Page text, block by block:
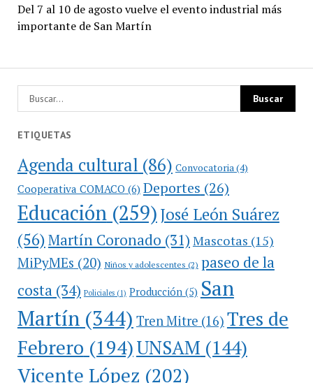
Del 7 al 10 de agosto vuelve el evento industrial más
importante de San Martín
ETIQUETAS
Agenda cultural (86) Convocatoria (4)
Cooperativa COMACO(6) Deportes (26)
Educación(259)José León Suárez
(56)Martín Coronado (31) Mascotas (15)
MiPyMEs (20) Niños y adolescentes (2) paseo de la
costa(34) Policiales(1) Producción(5) San
Martín(344) Tren Mitre (16) Tres de
Febrero (194)UNSAM (144)
Vicente López (202)